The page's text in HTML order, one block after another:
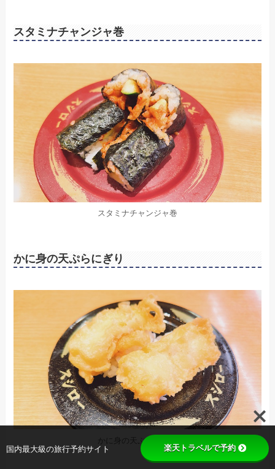
スタミナチャンジャ巻
スタミナチャンジャ巻
かに身の天ぷらにぎり
かに身の天ぷらにぎり
国内最大級の旅行予約サイト 楽天トラベルで予約